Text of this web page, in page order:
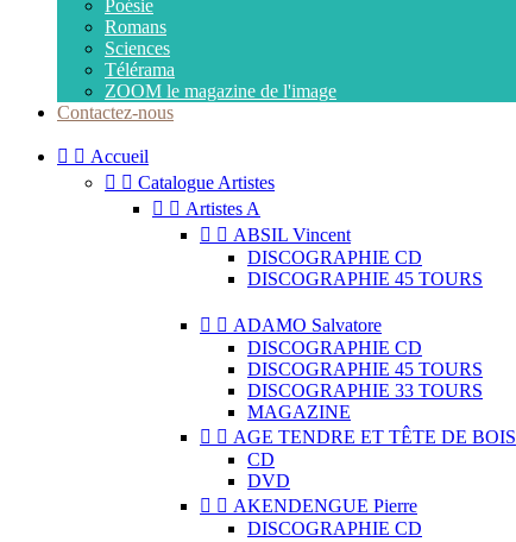
Poésie
Romans
Sciences
Télérama
ZOOM le magazine de l'image
Contactez-nous
  Accueil
  Catalogue Artistes
  Artistes A
  ABSIL Vincent
DISCOGRAPHIE CD
DISCOGRAPHIE 45 TOURS
  ADAMO Salvatore
DISCOGRAPHIE CD
DISCOGRAPHIE 45 TOURS
DISCOGRAPHIE 33 TOURS
MAGAZINE
  AGE TENDRE ET TÊTE DE BOIS
CD
DVD
  AKENDENGUE Pierre
DISCOGRAPHIE CD